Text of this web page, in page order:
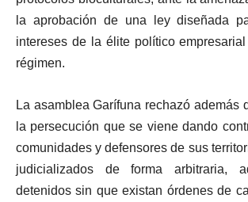
la aprobación de una ley diseñada
intereses de la élite político
régimen.
La asamblea Garífuna rechazó además
la persecución que se viene dando
comunidades y defensores de sus
judicializados de forma arbitraria,
detenidos sin que existan órdenes de